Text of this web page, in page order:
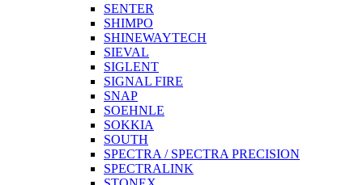
SENTER
SHIMPO
SHINEWAYTECH
SIEVAL
SIGLENT
SIGNAL FIRE
SNAP
SOEHNLE
SOKKIA
SOUTH
SPECTRA / SPECTRA PRECISION
SPECTRALINK